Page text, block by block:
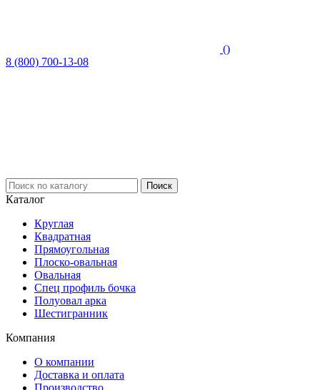
()
8 (800) 700-13-08
Каталог
Круглая
Квадратная
Прямоугольная
Плоско-овальная
Овальная
Спец профиль бочка
Полуовал арка
Шестигранник
Компания
О компании
Доставка и оплата
Производство